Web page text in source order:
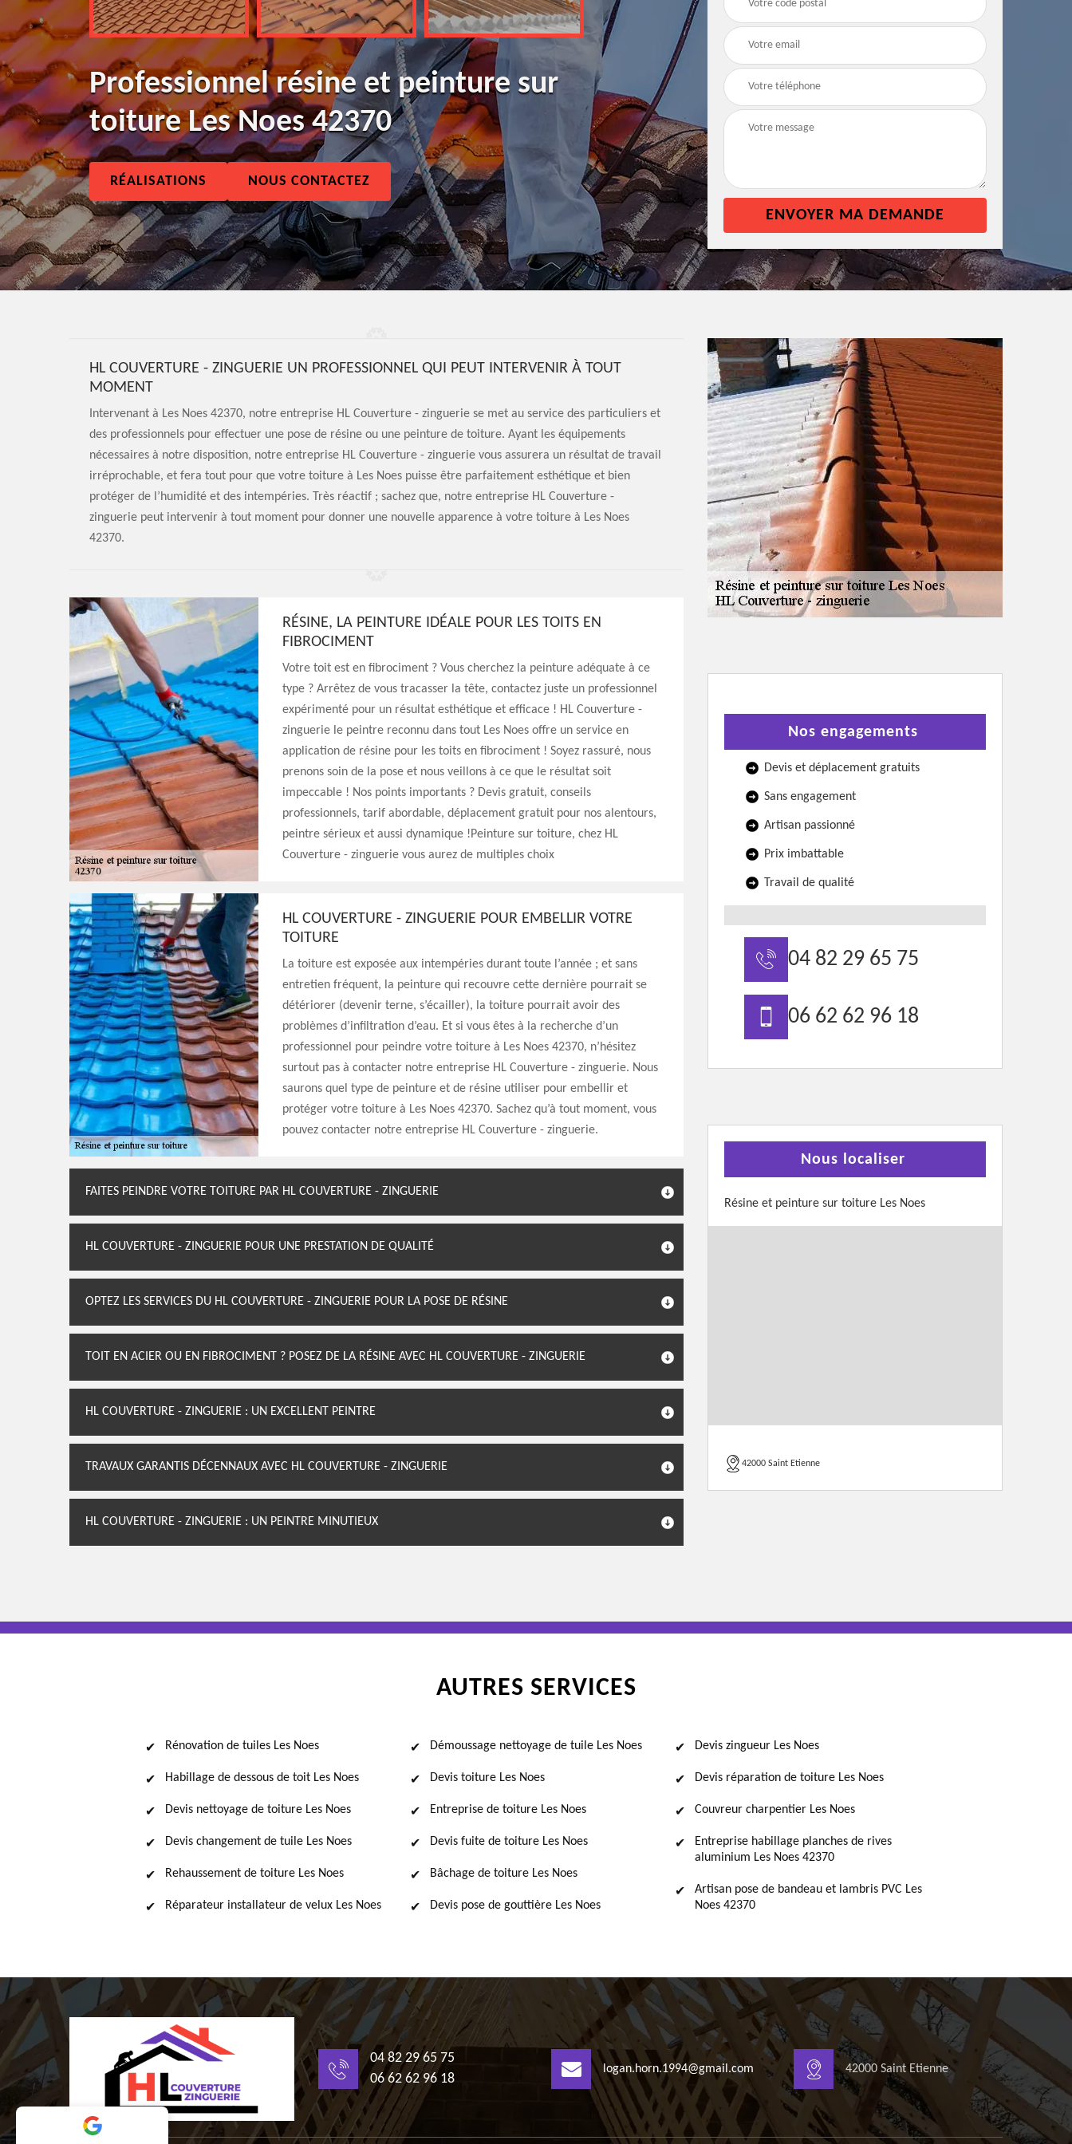
Professionnel résine et peinture sur
toiture Les Noes 42370
RÉALISATIONS NOUS CONTACTEZ
HL COUVERTURE - ZINGUERIE UN PROFESSIONNEL QUI PEUT INTERVENIR À TOUT
MOMENT
Intervenant à Les Noes 42370, notre entreprise HL Couverture - zinguerie se met au service des particuliers et
des professionnels pour effectuer une pose de résine ou une peinture de toiture. Ayant les équipements
nécessaires à notre disposition, notre entreprise HL Couverture - zinguerie vous assurera un résultat de travail
irréprochable, et fera tout pour que votre toiture à Les Noes puisse être parfaitement esthétique et bien
protéger de l’humidité et des intempéries. Très réactif ; sachez que, notre entreprise HL Couverture -
zinguerie peut intervenir à tout moment pour donner une nouvelle apparence à votre toiture à Les Noes
42370.
RÉSINE, LA PEINTURE IDÉALE POUR LES TOITS EN
FIBROCIMENT
Votre toit est en fibrociment ? Vous cherchez la peinture adéquate à ce
type ? Arrêtez de vous tracasser la tête, contactez juste un professionnel
expérimenté pour un résultat esthétique et efficace ! HL Couverture -
zinguerie le peintre reconnu dans tout Les Noes offre un service en
application de résine pour les toits en fibrociment ! Soyez rassuré, nous
prenons soin de la pose et nous veillons à ce que le résultat soit
impeccable ! Nos points importants ? Devis gratuit, conseils
professionnels, tarif abordable, déplacement gratuit pour nos alentours,
peintre sérieux et aussi dynamique !Peinture sur toiture, chez HL
Couverture - zinguerie vous aurez de multiples choix
HL COUVERTURE - ZINGUERIE POUR EMBELLIR VOTRE
TOITURE
La toiture est exposée aux intempéries durant toute l’année ; et sans
entretien fréquent, la peinture qui recouvre cette dernière pourrait se
détériorer (devenir terne, s’écailler), la toiture pourrait avoir des
problèmes d’infiltration d’eau. Et si vous êtes à la recherche d’un
professionnel pour peindre votre toiture à Les Noes 42370, n’hésitez
surtout pas à contacter notre entreprise HL Couverture - zinguerie. Nous
saurons quel type de peinture et de résine utiliser pour embellir et
protéger votre toiture à Les Noes 42370. Sachez qu’à tout moment, vous
pouvez contacter notre entreprise HL Couverture - zinguerie.
FAITES PEINDRE VOTRE TOITURE PAR HL COUVERTURE - ZINGUERIE
HL COUVERTURE - ZINGUERIE POUR UNE PRESTATION DE QUALITÉ
OPTEZ LES SERVICES DU HL COUVERTURE - ZINGUERIE POUR LA POSE DE RÉSINE
TOIT EN ACIER OU EN FIBROCIMENT ? POSEZ DE LA RÉSINE AVEC HL COUVERTURE - ZINGUERIE
HL COUVERTURE - ZINGUERIE : UN EXCELLENT PEINTRE
TRAVAUX GARANTIS DÉCENNAUX AVEC HL COUVERTURE - ZINGUERIE
HL COUVERTURE - ZINGUERIE : UN PEINTRE MINUTIEUX
Nos engagements
Devis et déplacement gratuits
Sans engagement
Artisan passionné
Prix imbattable
Travail de qualité
04 82 29 65 75
06 62 62 96 18
Nous localiser
Résine et peinture sur toiture Les Noes
42000 Saint Etienne
AUTRES SERVICES
Rénovation de tuiles Les Noes
Habillage de dessous de toit Les Noes
Devis nettoyage de toiture Les Noes
Devis changement de tuile Les Noes
Rehaussement de toiture Les Noes
Réparateur installateur de velux Les Noes
Démoussage nettoyage de tuile Les Noes
Devis toiture Les Noes
Entreprise de toiture Les Noes
Devis fuite de toiture Les Noes
Bâchage de toiture Les Noes
Devis pose de gouttière Les Noes
Devis zingueur Les Noes
Devis réparation de toiture Les Noes
Couvreur charpentier Les Noes
Entreprise habillage planches de rives
aluminium Les Noes 42370
Artisan pose de bandeau et lambris PVC Les
Noes 42370
04 82 29 65 75
06 62 62 96 18
logan.horn.1994@gmail.com 42000 Saint Etienne